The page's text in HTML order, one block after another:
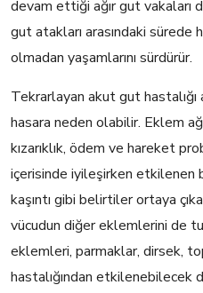
devam ettiği ağır gut
gut atakları arasındaki sürede
olmadan yaşamlarını sürdürür.
Tekrarlayan akut gut hastalığı
hasara neden olabilir. Eklem
kızarıklık, ödem ve hareket
içerisinde iyileşirken etkilenen
kaşıntı gibi belirtiler ortaya
vücudun diğer eklemlerini de
eklemleri, parmaklar, dirsek,
hastalığından etkilenebilecek